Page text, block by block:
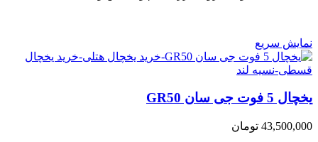
نمایش سریع
یخچال 5 فوت جی سان GR50
43,500,000 تومان